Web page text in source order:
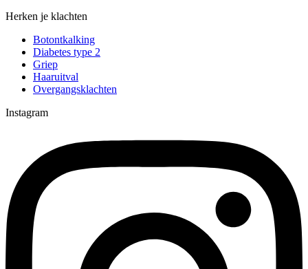
Herken je klachten
Botontkalking
Diabetes type 2
Griep
Haaruitval
Overgangsklachten
Instagram